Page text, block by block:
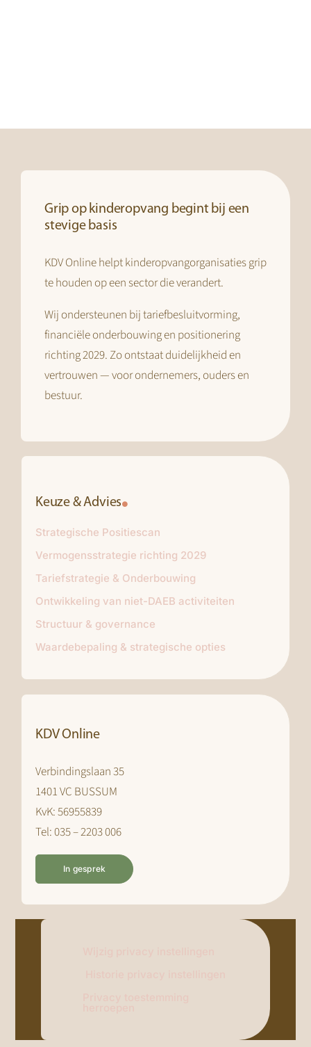
Grip op kinderopvang begint bij een
stevige basis
KDV Online helpt kinderopvangorganisaties grip
te houden op een sector die verandert.
Wij ondersteunen bij tariefbesluitvorming,
financiële onderbouwing en positionering
richting 2029. Zo ontstaat duidelijkheid en
vertrouwen — voor ondernemers, ouders en
bestuur.
Keuze & Advies
Strategische Positiescan
Vermogensstrategie richting 2029
Tariefstrategie & Onderbouwing
Ontwikkeling van niet-DAEB activiteiten
Structuur & governance
Waardebepaling & strategische opties
KDV Online
Verbindingslaan 35
1401 VC BUSSUM
KvK: 56955839
Tel: 035 – 2203 006
In gesprek